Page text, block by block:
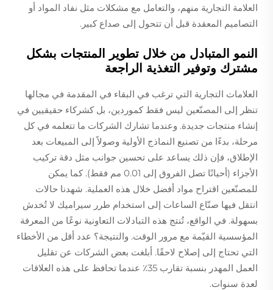
العلامة التجارية منهم، والتعامل مع مشكلات مثل نفاد المواد أو
التصاميم المعقدة قبل أن تتحول إلى صداع كبير.
النمو المتبادل من خلال تطوير المنتجات بشكل
مشترك وتوفير التغذية الراجعة
العلامات التجارية التي ترغب في البقاء في المقدمة في مجالها
تنظر إلى المصنّعين ليس فقط كموردين، بل كشركاء حقيقيين في
إنشاء منتجات جديدة. وعندما تشارك الشركات ما تتعلمه في كل
مرحلة، بدءًا من تصنيع النماذج الأولية وصولاً إلى المبيعات بعد
الإطلاق، فإن ذلك يساعد على تحسين جوانب مثل دقة تركيب
الأجزاء (أحيانًا تصل الفروق إلى 0.01 مم فقط). كما يمكن
للمصنّعين اقتراح مواد أفضل خلال هذه العملية. شهدنا حالات
انتقل فيها صنّاع الساعات إلى استخدام طرر سيراميك لا تُخدش
بسهولة. في الواقع، تُنتج هذه التبادلات التعاونية نوعًا من المعرفة
المؤسسية القيّمة مع مرور الوقت. والنتيجة؟ عدد أقل من الأخطاء
التي تحتاج إلى إصلاح لاحقًا. أبلغت بعض الشركات عن تقليل
العمل المهدر بنسبة تقارب 35٪ عندما تحافظ على هذه العلاقات
لعدة سنوات.